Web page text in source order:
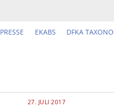
PRESSE EKABS DFKA
27. JULI 2017